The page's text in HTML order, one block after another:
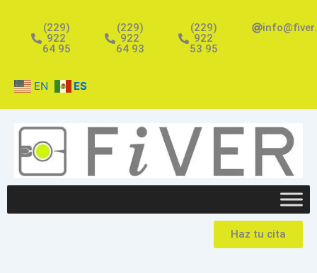
contenido
(229)
922
64 95
(229)
922
64 93
(229)
922
53 95
EN ES
Haz tu cita